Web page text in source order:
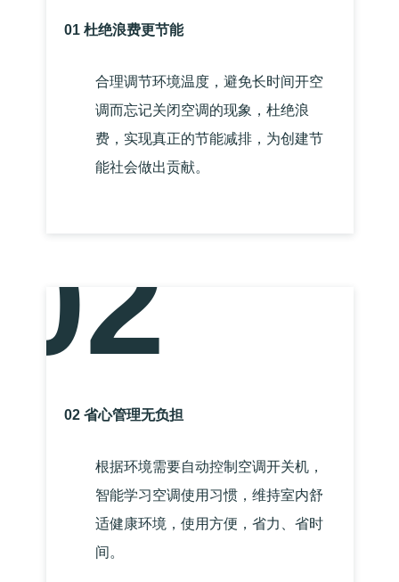
01 杜绝浪费更节能
合理调节环境温度，避免长时间开空
调而忘记关闭空调的现象，杜绝浪
费，实现真正的节能减排，为创建节
能社会做出贡献。
02
02 省心管理无负担
根据环境需要自动控制空调开关机，
智能学习空调使用习惯，维持室内舒
适健康环境，使用方便，省力、省时
间。